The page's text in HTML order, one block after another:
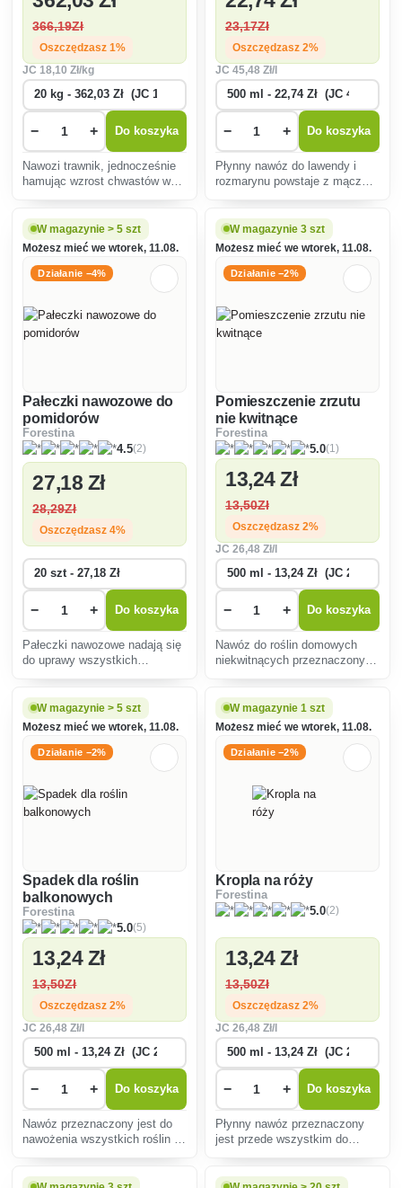
366,19Zł
Oszczędzasz 1%
JC 18,10 Zł/kg
− + Do koszyka
Nawozi trawnik, jednocześnie
hamując wzrost chwastów w
i 1-kłosowych.
23,17Zł
Oszczędzasz 2%
JC 45,48 Zł/l
− + Do koszyka
Płynny nawóz do lawendy i
rozmarynu powstaje z mączki
W magazynie > 5 szt
Możesz mieć we wtorek, 11.08.
Działanie −4%
Pałeczki nawozowe do
pomidorów
Forestina
4.5(2)
27,18 Zł
28,29Zł
Oszczędzasz 4%
− + Do koszyka
Pałeczki nawozowe nadają się
do uprawy wszystkich
materii organicznej i
składników odżywczych
potrzebnych do harmonijnego
rozwo
W magazynie 3 szt
Możesz mieć we wtorek, 11.08.
Działanie −2%
Pomieszczenie zrzutu
nie kwitnące
Forestina
5.0(1)
13,24 Zł
13,50Zł
Oszczędzasz 2%
JC 26,48 Zł/l
− + Do koszyka
Nawóz do roślin domowych
niekwitnących przeznaczony
posiadających liście.
W magazynie > 5 szt
Możesz mieć we wtorek, 11.08.
Działanie −2%
Spadek dla roślin
balkonowych
Forestina
5.0(5)
13,24 Zł
13,50Zł
Oszczędzasz 2%
JC26,48 Zł/l
− + Do koszyka
Nawóz przeznaczony jest do
nawożenia wszystkich roślin i
W magazynie 1 szt
Możesz mieć we wtorek, 11.08.
Działanie −2%
Kropla na róży
Forestina
5.0(2)
13,24 Zł
13,50Zł
Oszczędzasz 2%
JC 26,48 Zł/l
− + Do koszyka
Płynny nawóz przeznaczony
jest przede wszystkim do
również do nawożenia innych